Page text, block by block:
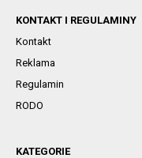
KONTAKT I REGULAMINY
Kontakt
Reklama
Regulamin
RODO
KATEGORIE